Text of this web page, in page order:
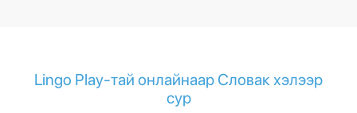
Lingo Play-тай онлайнаар Словак хэлээр
сур